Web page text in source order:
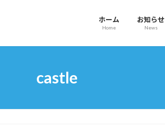
ホーム
Home
お知らせ
News
castle